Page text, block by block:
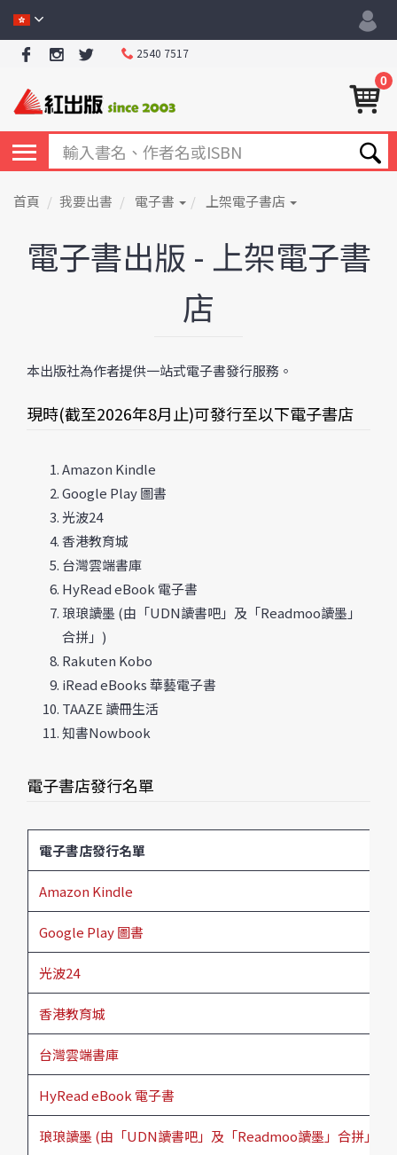
2540 7517
0
首頁 我要出書 電子書 上架電子書店
電子書出版 - 上架電子書
店
本出版社為作者提供一站式電子書發行服務。
現時(截至2026年8月止)可發行至以下電子書店
Amazon Kindle
Google Play 圖書
光波24
香港教育城
台灣雲端書庫
HyRead eBook 電子書
琅琅讀墨 (由「UDN讀書吧」及「Readmoo讀墨」
合拼」)
Rakuten Kobo
iRead eBooks 華藝電子書
TAAZE 讀冊生活
知書Nowbook
電子書店發行名單
電子書店發行名單
Amazon Kindle
Google Play 圖書
光波24
香港教育城
台灣雲端書庫
HyRead eBook 電子書
琅琅讀墨 (由「UDN讀書吧」及「Readmoo讀墨」合拼」